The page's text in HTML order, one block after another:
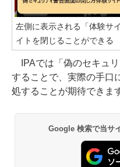
左側に表示される「体験サ
イトを閉じることができる
IPAでは「偽のセキュ
することで、実際の手口
処することが期待できま
Google 検索で当サ